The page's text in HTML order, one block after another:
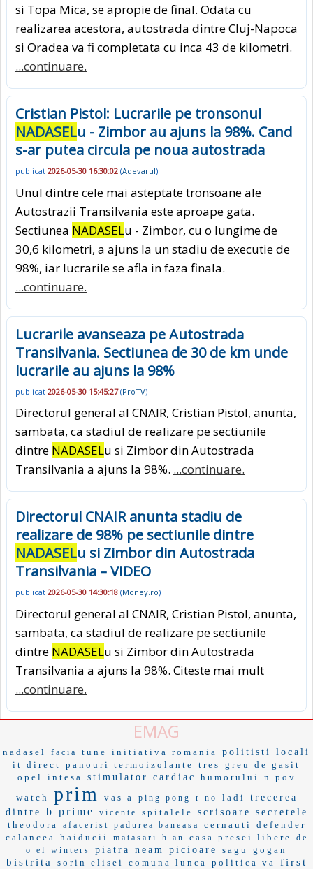
si Topa Mica, se apropie de final. Odata cu
realizarea acestora, autostrada dintre Cluj-Napoca
si Oradea va fi completata cu inca 43 de kilometri.
...continuare.
Cristian Pistol: Lucrarile pe tronsonul
NADASELu - Zimbor au ajuns la 98%. Cand
s-ar putea circula pe noua autostrada
publicat 2026-05-30 16:30:02 (Adevarul)
Unul dintre cele mai asteptate tronsoane ale
Autostrazii Transilvania este aproape gata.
Sectiunea NADASELu - Zimbor, cu o lungime de
30,6 kilometri, a ajuns la un stadiu de executie de
98%, iar lucrarile se afla in faza finala.
...continuare.
Lucrarile avanseaza pe Autostrada
Transilvania. Sectiunea de 30 de km unde
lucrarile au ajuns la 98%
publicat 2026-05-30 15:45:27(ProTV)
Directorul general al CNAIR, Cristian Pistol, anunta,
sambata, ca stadiul de realizare pe sectiunile
dintre NADASELu si Zimbor din Autostrada
Transilvania a ajuns la 98%. ...continuare.
Directorul CNAIR anunta stadiu de
realizare de 98% pe sectiunile dintre
NADASELu si Zimbor din Autostrada
Transilvania – VIDEO
publicat 2026-05-30 14:30:18 (Money.ro)
Directorul general al CNAIR, Cristian Pistol, anunta,
sambata, ca stadiul de realizare pe sectiunile
dintre NADASELu si Zimbor din Autostrada
Transilvania a ajuns la 98%. Citeste mai mult
...continuare.
EMAG
nadasel facia tune initiativa romania
politisti locali
it direct
panouri termoizolante tres
greu de gasit
opel
intesa stimulator cardiac humorului
n pov
watch
prim vas a ping pong r no ladi
trecerea
dintre
b prime vicente spitalele scrisoare
secretele
theodora
afacerist padurea baneasa cernauti
defender
calancea
haiducii matasari h an casa presei libere
de
o el
winters piatra neam picioare sagu gogan
bistrita sorin elisei comuna lunca politica va
first